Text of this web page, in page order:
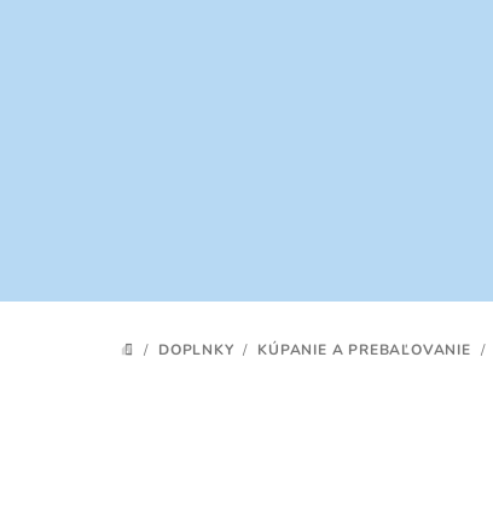
DOMOV
/ DOPLNKY / KÚPANIE A PREBAĽOVANIE /